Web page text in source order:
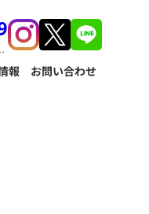
よりお願いします。
報 お問い合わせ